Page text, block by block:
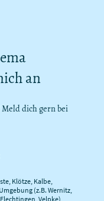
an
dich gern bei
Klötze, Kalbe,
(z.B. Wernitz,
Velpke)